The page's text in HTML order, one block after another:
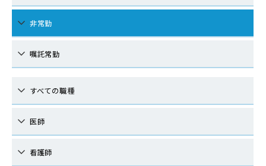
非常勤
嘱託常勤
すべての職種
医師
看護師